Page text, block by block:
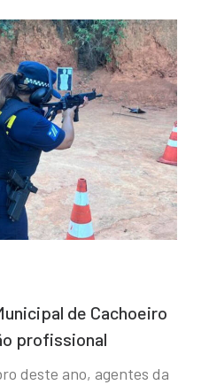
de Cachoeiro
profissional
deste ano, agentes da